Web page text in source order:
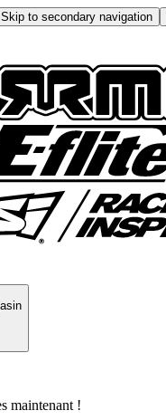
Skip to secondary navigation
maintenant !